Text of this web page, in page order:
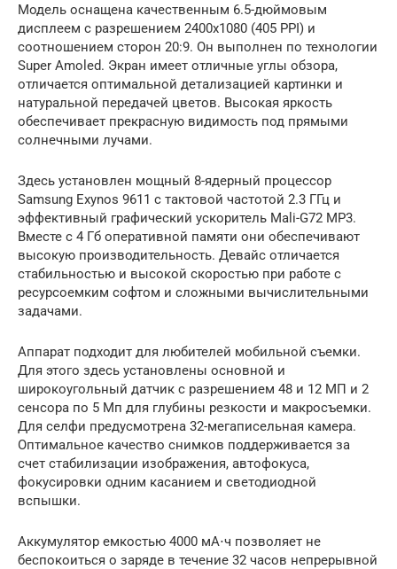
Модель оснащена качественным 6.5-дюймовым
дисплеем с разрешением 2400х1080 (405 PPI) и
соотношением сторон 20:9. Он выполнен по технологии
Super Amoled. Экран имеет отличные углы обзора,
отличается оптимальной детализацией картинки и
натуральной передачей цветов. Высокая яркость
обеспечивает прекрасную видимость под прямыми
солнечными лучами.
Здесь установлен мощный 8-ядерный процессор
Samsung Exynos 9611 с тактовой частотой 2.3 ГГц и
эффективный графический ускоритель Mali-G72 MP3.
Вместе с 4 Гб оперативной памяти они обеспечивают
высокую производительность. Девайс отличается
стабильностью и высокой скоростью при работе с
ресурсоемким софтом и сложными вычислительными
задачами.
Аппарат подходит для любителей мобильной съемки.
Для этого здесь установлены основной и
широкоугольный датчик с разрешением 48 и 12 МП и 2
сенсора по 5 Мп для глубины резкости и макросъемки.
Для селфи предусмотрена 32-мегаписельная камера.
Оптимальное качество снимков поддерживается за
счет стабилизации изображения, автофокуса,
фокусировки одним касанием и светодиодной
вспышки.
Аккумулятор емкостью 4000 мА⋅ч позволяет не
беспокоиться о заряде в течение 32 часов непрерывной